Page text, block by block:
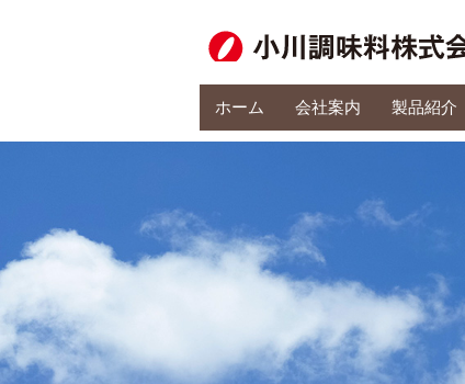
ホーム 会社案内 製品紹介